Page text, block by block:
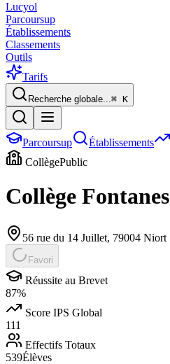
Lucyol
Parcoursup
Établissements
Classements
Outils
Tarifs
Recherche globale...⌘ K
Parcoursup Établissements
CollègePublic
Collège Fontanes
56 rue du 14 Juillet, 79004 Niort
Favori
Réussite au Brevet
87%
Score IPS Global
111
Effectifs Totaux
539Élèves